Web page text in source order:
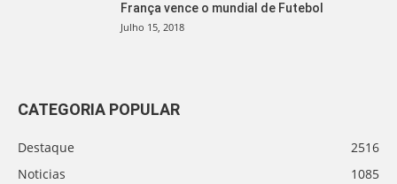
França vence o mundial de Futebol
Julho 15, 2018
CATEGORIA POPULAR
Destaque
2516
Noticias
1085